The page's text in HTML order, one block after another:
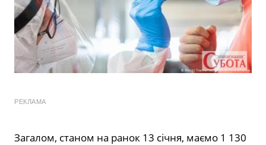
РЕКЛАМА
Загалом, станом на ранок 13 січня, маємо 1 130